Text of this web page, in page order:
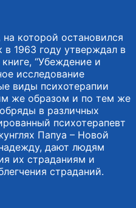
которой остановился
1963 году утверждал в
“Убеждение и
исследование
виды психотерапии
же образом и по тем же
в различных
психотерапевт
Папуа – Новой
дают людям
их страданиям и
страданий.